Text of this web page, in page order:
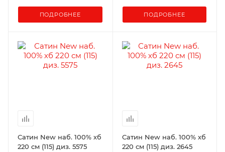
ПОДРОБНЕЕ ПОДРОБНЕЕ
Сатин New наб. 100% хб
220 см (115) диз. 5575
Сатин New наб. 100% хб
220 см (115) диз. 2645